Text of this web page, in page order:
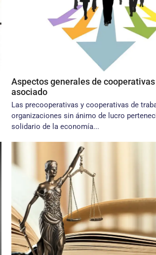
Aspectos generales de
asociado
Las precooperativas y cooperativas de
organizaciones sin ánimo de lucro
solidario de la economía...